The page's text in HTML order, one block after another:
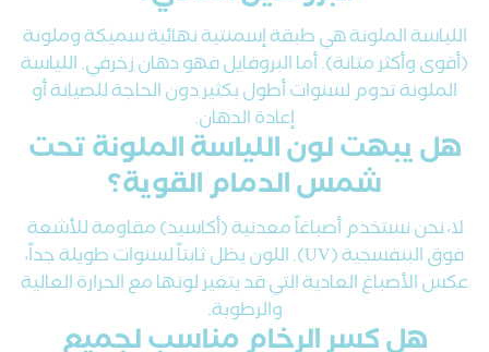
اللياسة الملونة هي طبقة إسمنتية نهائية سميكة وملونة
(أقوى وأكثر متانة). أما البروفايل فهو دهان زخرفي. اللياسة
الملونة تدوم لسنوات أطول بكثير دون الحاجة للصيانة أو
إعادة الدهان.
هل يبهت لون اللياسة الملونة تحت
شمس الدمام القوية؟
لا، نحن نستخدم أصباغاً معدنية (أكاسيد) مقاومة للأشعة
فوق البنفسجية (UV). اللون يظل ثابتاً لسنوات طويلة جداً،
عكس الأصباغ العادية التي قد يتغير لونها مع الحرارة العالية
والرطوبة.